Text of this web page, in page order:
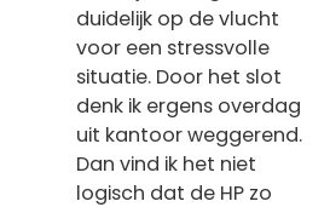
duidelijk op de vlucht
voor een stressvolle
situatie. Door het slot
denk ik ergens overdag
uit kantoor weggerend.
Dan vind ik het niet
logisch dat de HP zo